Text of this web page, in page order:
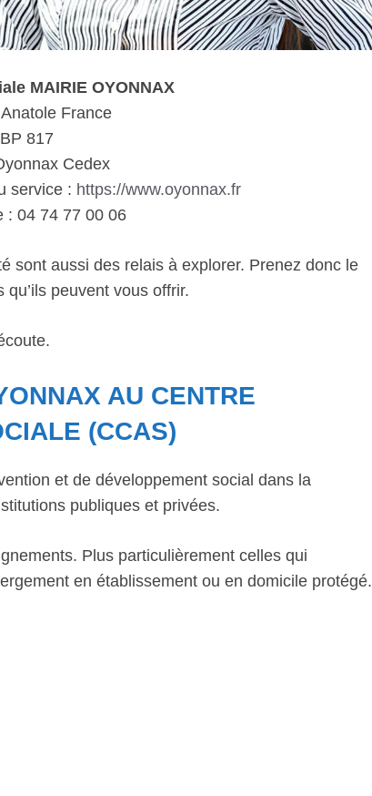
MAIRIE OYONNAX
France
BP 817
Cedex
service : https://www.oyonnax.fr
: 04 74 77 00 06
sont aussi des relais à explorer. Prenez donc le
peuvent vous offrir.
AU CENTRE
(CCAS)
et de développement social dans la
publiques et privées.
Plus particulièrement celles qui
en établissement ou en domicile protégé.